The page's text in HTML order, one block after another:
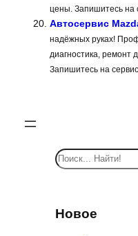
цены. Запишитесь на
Автосервис
надёжных руках!
диагностика, ремонт
Запишитесь на
S
e
c
Новое